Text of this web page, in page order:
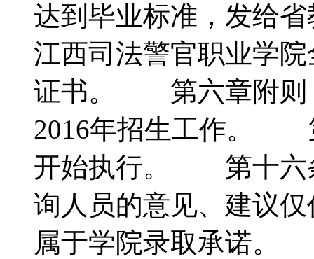
达到毕业标准，发给
江西司法警官职业学
证书。 第六章附则
2016年招生工作。
开始执行。 第十六
询人员的意见、建议
属于学院录取承诺。